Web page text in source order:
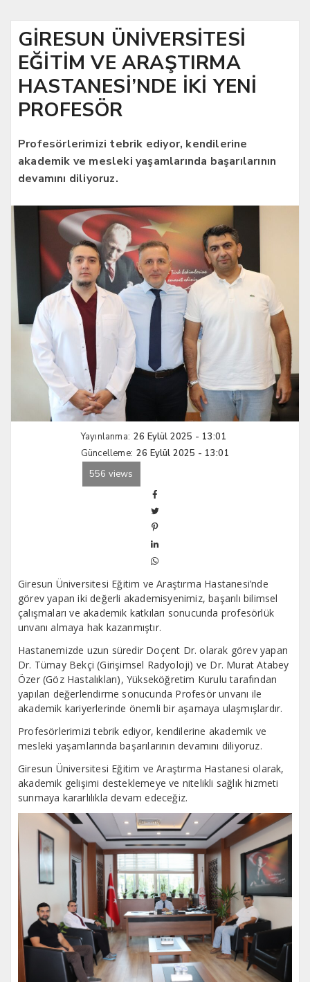
GİRESUN ÜNİVERSİTESİ
EĞİTİM VE ARAŞTIRMA
HASTANESİ’NDE İKİ YENİ
PROFESÖR
Profesörlerimizi tebrik ediyor, kendilerine
akademik ve mesleki yaşamlarında başarılarının
devamını diliyoruz.
Yayınlanma: 26 Eylül 2025 - 13:01
Güncelleme: 26 Eylül 2025 - 13:01
556 views
Giresun Üniversitesi Eğitim ve Araştırma Hastanesi’nde
görev yapan iki değerli akademisyenimiz, başarılı bilimsel
çalışmaları ve akademik katkıları sonucunda profesörlük
unvanı almaya hak kazanmıştır.
Hastanemizde uzun süredir Doçent Dr. olarak görev yapan
Dr. Tümay Bekçi (Girişimsel Radyoloji) ve Dr. Murat Atabey
Özer (Göz Hastalıkları), Yükseköğretim Kurulu tarafından
yapılan değerlendirme sonucunda Profesör unvanı ile
akademik kariyerlerinde önemli bir aşamaya ulaşmışlardır.
Profesörlerimizi tebrik ediyor, kendilerine akademik ve
mesleki yaşamlarında başarılarının devamını diliyoruz.
Giresun Üniversitesi Eğitim ve Araştırma Hastanesi olarak,
akademik gelişimi desteklemeye ve nitelikli sağlık hizmeti
sunmaya kararlılıkla devam edeceğiz.